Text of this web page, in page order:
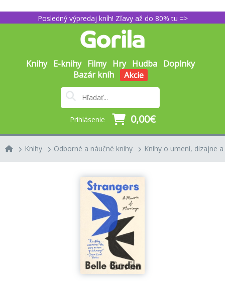
Posledný výpredaj kníh! Zľavy až do 80% tu =>
Knihy E-knihy Filmy Hry Hudba Doplnky
Bazár kníh
Akcie
Prihlásenie 0,00€
Knihy Odborné a náučné knihy Knihy o umení, dizajne